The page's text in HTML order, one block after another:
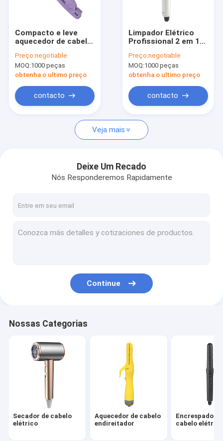
Visita à fábrica
Notícias
Casos
Solicite um orçamento
Aquecedor de cabelo endireitador
Encrespador de cabelo elétrico
Secador de cabelo de alta velocidade
Estilizador de cabelo multifuncional
Compacto e leve
aquecedor de cabelo
armazenamento e
viagem
Preço:negotiable
MOQ:1000 peças
obtenha o ultimo preço
contacto
Limpador Elétrico
Profissional 2 em 1
Automático de Fluxo
de Ar
Preço:negotiable
MOQ:1000 peças
obtenha o ultimo preço
contacto
Veja mais
Deixe Um Recado
Nós Responderemos Rapidamente
Continue
Nossas Categorias
Secador de cabelo
elétrico
Aquecedor de cabelo
endireitador
Encrespador
cabelo